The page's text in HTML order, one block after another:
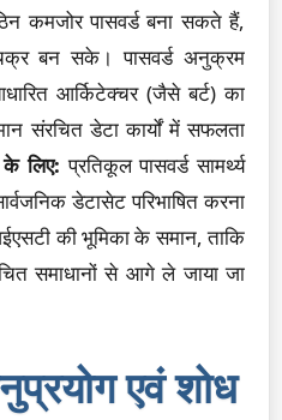
कमजोर पासवर्ड बना सकते हैं,
बन सके। पासवर्ड अनुक्रम
आर्किटेक्चर (जैसे बर्ट) का
संरचित डेटा कार्यों में सफलता
के लिए: प्रतिकूल पासवर्ड सामर्थ्य
डेटासेट परिभाषित करना
की भूमिका के समान, ताकि
समाधानों से आगे ले जाया जा
एवं शोध